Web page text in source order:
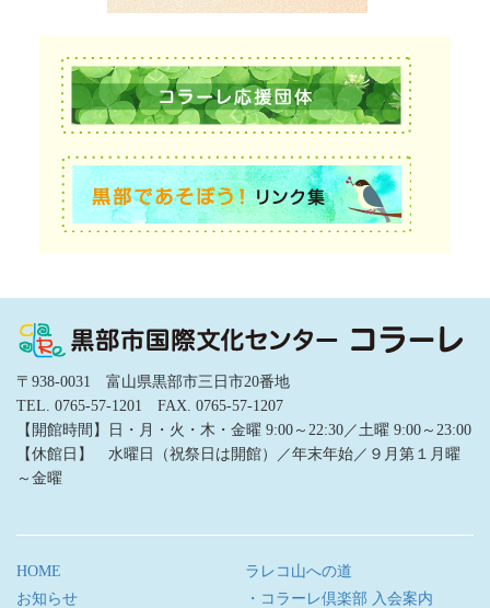
〒938-0031 富山県黒部市三日市20番地
TEL. 0765-57-1201 FAX. 0765-57-1207
【開館時間】日・月・火・木・金曜 9:00～22:30／土曜 9:00～23:00
【休館日】 水曜日（祝祭日は開館）／年末年始／９月第１月曜
～金曜
HOME
お知らせ
ラレコ山への道
・コラーレ倶楽部 入会案内